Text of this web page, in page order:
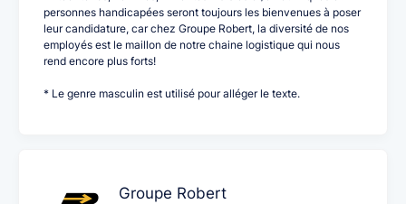
personnes handicapées seront toujours les bienvenues à poser
leur candidature, car chez Groupe Robert, la diversité de nos
employés est le maillon de notre chaine logistique qui nous
rend encore plus forts!
* Le genre masculin est utilisé pour alléger le texte.
Groupe Robert